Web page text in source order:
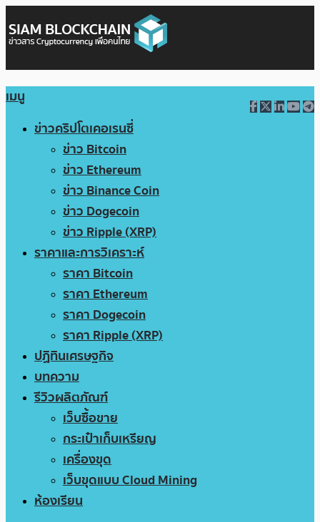
เมนู
ข่าวคริปโตเคอเรนซี่
ข่าว Bitcoin
ข่าว Ethereum
ข่าว Binance Coin
ข่าว Dogecoin
ข่าว Ripple (XRP)
ราคาและการวิเคราะห์
ราคา Bitcoin
ราคา Ethereum
ราคา Dogecoin
ราคา Ripple (XRP)
ปฏิทินเศรษฐกิจ
บทความ
รีวิวผลิตภัณฑ์
เว็บซื้อขาย
กระเป๋าเก็บเหรียญ
เครื่องขุด
เว็บขุดแบบ Cloud Mining
ห้องเรียน